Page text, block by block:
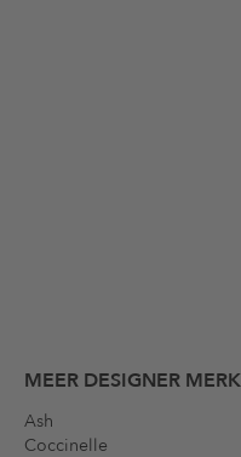
MEER DESIGNER
Ash
Coccinelle